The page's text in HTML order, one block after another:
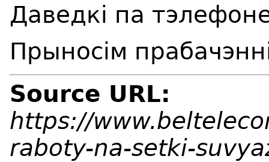
Даведкі па
Прыносім
Source URL:
https://
raboty-na-setki-